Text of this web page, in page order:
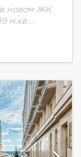
в новом ЖК
м.кв.
в